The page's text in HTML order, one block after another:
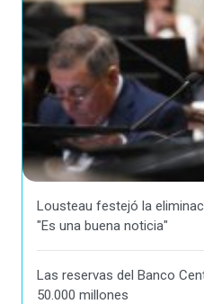
Lousteau festejó la
"Es una buena noticia"
Las reservas del Banco
50.000 millones